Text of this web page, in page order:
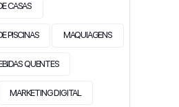
CASAS
PISCINAS MAQUIAGENS
QUENTES
MARKETING DIGITAL